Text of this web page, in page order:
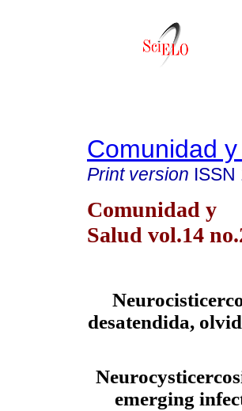
Comunidad
Print version ISSN
Comunidad y
Salud vol.14
desatendida,
emerging